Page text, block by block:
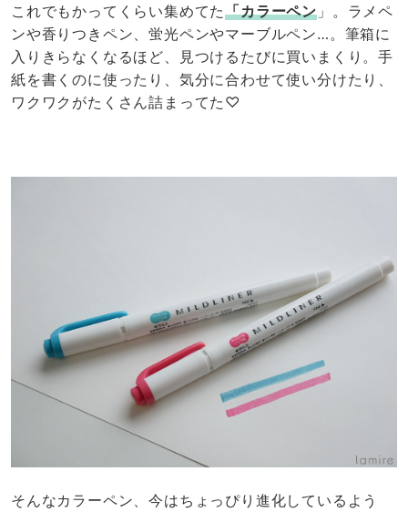
これでもかってくらい集めてた「カラーペン 」。ラメペ
ンや香りつきペン、蛍光ペンやマーブルペン…。筆箱に
入りきらなくなるほど、見つけるたびに買いまくり。手
紙を書くのに使ったり、気分に合わせて使い分けたり、
ワクワクがたくさん詰まってた♡
そんなカラーペン、今はちょっぴり進化しているよう